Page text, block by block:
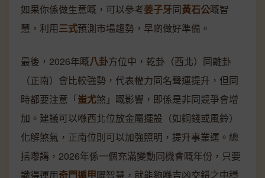
如果你係做生意嘅，可以參考姜子牙同黃石公嘅智
慧，利用三式預測市場趨勢，早啲做好準備。
最後，2026年嘅八卦方位中，乾卦（西北）同離卦
（正南）會比較強勢，代表權力同名聲運提升，但同
時都要注意「蚩尤煞」嘅影響，即係是非同競爭會增
加。建議可以喺西北位放金屬擺設（如銅錢或風鈴）
化解煞氣，正南位則可以加強照明，提升事業運。總
括嚟講，2026年係一個充滿變動同機會嘅年份，只要
識得運用奇門遁甲嘅智慧，就能夠喺吉凶交錯之中穩